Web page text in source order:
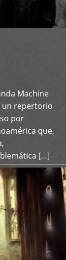
Machine
un repertorio
por
que,
[…]